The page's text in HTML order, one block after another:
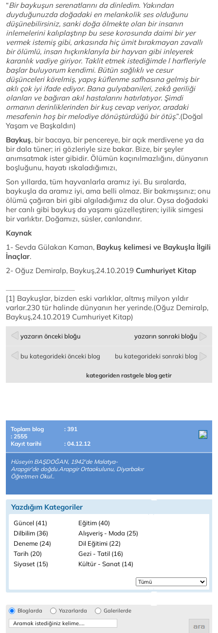
“Bir baykuşun serenatlarını da dinledim. Yakından
duyduğunuzda doğadaki en melankolik ses olduğunu
düşünebilirsiniz, sanki doğa ölmekte olan bir insanın
inlemelerini kalıplaştırıp bu sese korosunda daimi bir yer
vermek istemiş gibi, arkasında hiç ümit bırakmayan zavallı
bir ölümlü, insan hıçkırıklarıyla bir hayvan gibi inleyerek
karanlık vadiye giriyor. Taklit etmek istediğimde l harfleriyle
başlar buluyorum kendimi. Bütün sağlıklı ve cesur
düşünceleri körelmiş, yapış küflenme safhasına gelmiş bir
aklı çok iyi ifade ediyor. Bana gulyabanileri, zekâ geriliği
olanları ve bağıran akıl hastalarını hatırlatıyor. Şimdi
ormanın derinliklerinden bir kuş cevap veriyor, aradaki
mesafenin hoş bir melodiye dönüştürdüğü bir ötüş.”.(Doğal
Yaşam ve Başkaldırı)
Baykuş, bir bacaya, bir pencereye, bir açık merdivene ya da
bir dala tüner; iri gözleriyle size bakar. Bize, bir şeyler
anımsatmak ister gibidir. Ölümün kaçınılmazlığını, dünyanın
boşluğunu, hayatı ıskaladığımızı,
Son yıllarda, tüm hayvanlarla aramız iyi. Bu sıralarda,
baykuşla da aramız iyi, ama belli olmaz. Bir bakmışsınız; onu
ölümü çağıran biri gibi algıladığımız da olur. Oysa doğadaki
her canlı gibi baykuş da yaşamı güzelleştiren; iyilik simgesi
bir varlıktır. Doğamızı, süsler, canlandırır.
Kaynak
1- Sevda Gülakan Kaman, Baykuş kelimesi ve Baykuşla İlgili
İnaçlar.
2- Oğuz Demiralp, Baykuş,24.10.2019 Cumhuriyet Kitap
[1] Baykuşlar, bizden eski varlıklar, altmış milyon yıldır
varlar.230 tür halinde dünyanın her yerinde.(Oğuz Demiralp,
Baykuş,24.10.2019 Cumhuriyet Kitap)
yazarın önceki bloğu yazarın sonraki bloğu
bu kategorideki önceki blog bu kategorideki sonraki blog
kategoriden rastgele blog getir
Toplam blog
: 391
: 2555
Kayıt tarihi
: 04.12.12
Hüseyin BAŞDOĞAN, 1942'de Malatya-
Arapgir'de doğdu.Arapgir Ortaokulunu, Diyarbakır
Öğretmen Okul..
Yazdığım Kategoriler
Güncel (41)
Eğitim (40)
Dilbilim (36)
Alışveriş - Moda (25)
Deneme (24)
Dil Eğitimi (22)
Tarih (20)
Gezi - Tatil (16)
Siyaset (15)
Kültür - Sanat (14)
Bloglarda Yazarlarda Galerilerde